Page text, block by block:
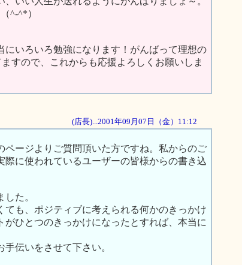
^-^*）
いろいろ勉強になります！がんばって理想の
ので、これからも応援よろしくお願いしま
(店長)...2001年09月07日（金）11:12
ージよりご質問頂いた方ですね。私からのご
に使われているユーザーの皆様からの書き込
た。
も、ポジティブに考えられる何かのきっかけ
ひとつのきっかけになったとすれば、本当に
伝いをさせて下さい。